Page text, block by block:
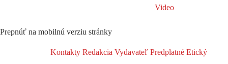
Video
Prepnúť na mobilnú verziu stránky
Kontakty Redakcia Vydavateľ Predplatné Etický